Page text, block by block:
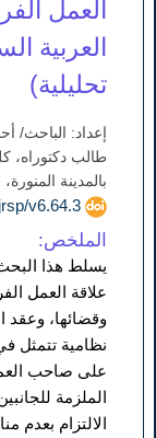
العمل
العربية
تحليلية)
إعداد: الباحث/
طالب دكتوراه،
بالمدينة
doi.org/10.52132/Ajrsp/v6.64.3
الملخص:
يسلط هذا
علاقة العمل
وقضائها، وعقد
نظامية تتمثل
على صاحب
الملزمة
الالتزام بعدم